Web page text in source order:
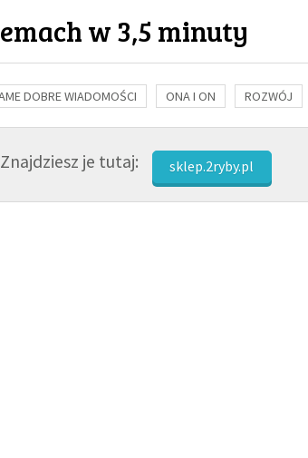
w 3,5 minuty
DOBRE WIADOMOŚCI ONA I ON ROZWÓJ
BIBLIA KOBIETA MĘŻCZYZNA RELIGIE
je tutaj: sklep.2ryby.pl